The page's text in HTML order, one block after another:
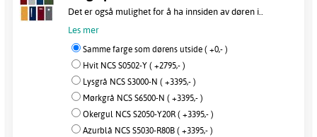
Det er også mulighet for å ha innsiden av døren i..
Les mer
Samme farge som dørens utside ( +0,- )
Hvit NCS S0502-Y ( +2795,- )
Lysgrå NCS S3000-N ( +3395,- )
Mørkgrå NCS S6500-N ( +3395,- )
Okergul NCS S2050-Y20R ( +3395,- )
Azurblå NCS S5030-R80B ( +3395,- )